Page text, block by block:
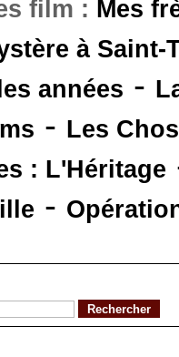
film : Mes
à Saint-
années -
- Les
: L'Héritage
-